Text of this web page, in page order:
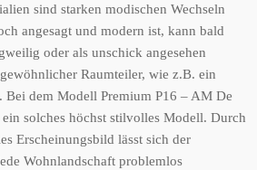
sind starken modischen Wechseln
angesagt und modern ist, kann bald
oder als unschick angesehen
Raumteiler, wie z.B. ein
Bei dem Modell Premium P16 – AM De
solches höchst stilvolles Modell. Durch
Erscheinungsbild lässt sich der
Wohnlandschaft problemlos